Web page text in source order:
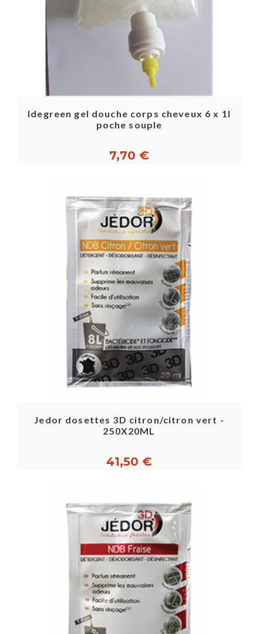
Idegreen gel douche corps cheveux 6 x 1l
poche souple
7,70 €
Jedor dosettes 3D citron/citron vert -
250X20ML
41,50 €